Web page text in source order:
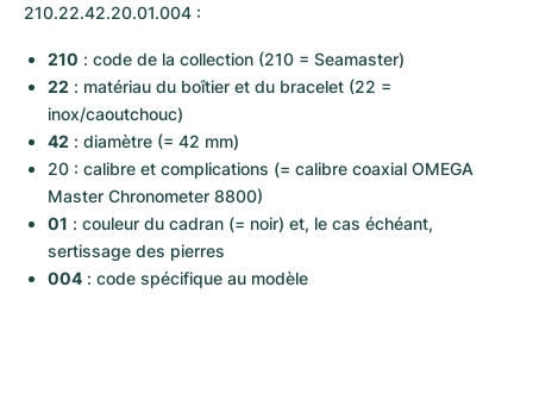
210.22.42.20.01.004 :
210 : code de la collection (210 = Seamaster)
22 : matériau du boîtier et du bracelet (22 =
inox/caoutchouc)
42 : diamètre (= 42 mm)
20 : calibre et complications (= calibre coaxial OMEGA
Master Chronometer 8800)
01 : couleur du cadran (= noir) et, le cas échéant,
sertissage des pierres
004 : code spécifique au modèle